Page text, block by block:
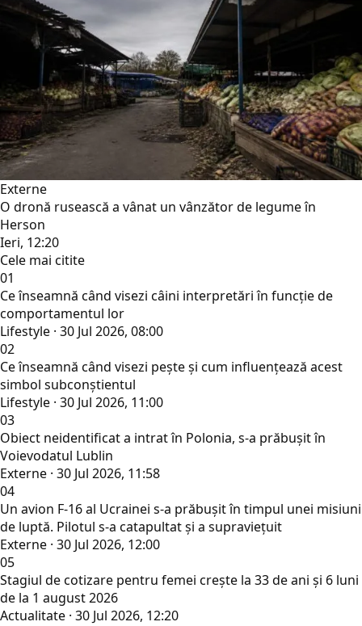
Externe
O dronă rusească a vânat un vânzător de legume în
Herson
Ieri, 12:20
Cele mai citite
01
Ce înseamnă când visezi câini interpretări în funcție de
comportamentul lor
Lifestyle · 30 Jul 2026, 08:00
02
Ce înseamnă când visezi pește și cum influențează acest
simbol subconștientul
Lifestyle · 30 Jul 2026, 11:00
03
Obiect neidentificat a intrat în Polonia, s-a prăbușit în
Voievodatul Lublin
Externe · 30 Jul 2026, 11:58
04
Un avion F-16 al Ucrainei s-a prăbușit în timpul unei misiuni
de luptă. Pilotul s-a catapultat și a supraviețuit
Externe · 30 Jul 2026, 12:00
05
Stagiul de cotizare pentru femei crește la 33 de ani și 6 luni
de la 1 august 2026
Actualitate · 30 Jul 2026, 12:20